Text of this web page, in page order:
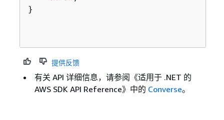
}
提供反馈
有关 API 详细信息，请参阅《适用于 .NET 的
AWS SDK API Reference》 中的 Converse。